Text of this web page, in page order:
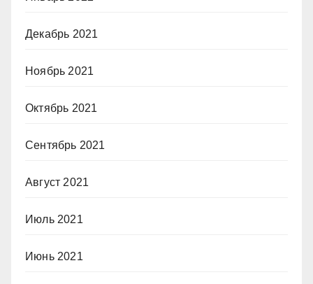
Декабрь 2021
Ноябрь 2021
Октябрь 2021
Сентябрь 2021
Август 2021
Июль 2021
Июнь 2021